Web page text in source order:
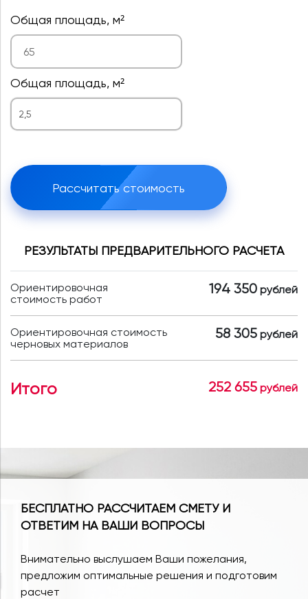
Общая площадь, м²
Общая площадь, м²
2,5
Рассчитать стоимость
РЕЗУЛЬТАТЫ ПРЕДВАРИТЕЛЬНОГО РАСЧЕТА
Ориентировочная
стоимость работ
194 350 рублей
Ориентировочная стоимость
черновых материалов
58 305 рублей
Итого 252 655 рублей
БЕСПЛАТНО РАССЧИТАЕМ СМЕТУ И
ОТВЕТИМ НА ВАШИ ВОПРОСЫ
Внимательно выслушаем Ваши пожелания,
предложим оптимальные решения и подготовим
расчет